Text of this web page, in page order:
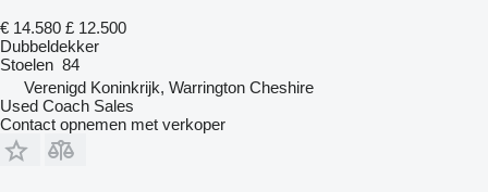
€ 14.580 £ 12.500
Dubbeldekker
Stoelen 84
Verenigd Koninkrijk, Warrington Cheshire
Used Coach Sales
Contact opnemen met verkoper